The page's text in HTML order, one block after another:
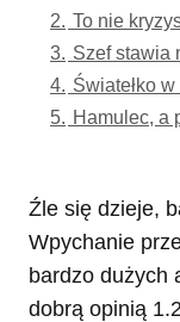
2. To nie
3. Szef stawia
4. Światełko
5. Hamulec, a
Źle się dzieje,
Wpychanie
bardzo dużych
dobrą opinią